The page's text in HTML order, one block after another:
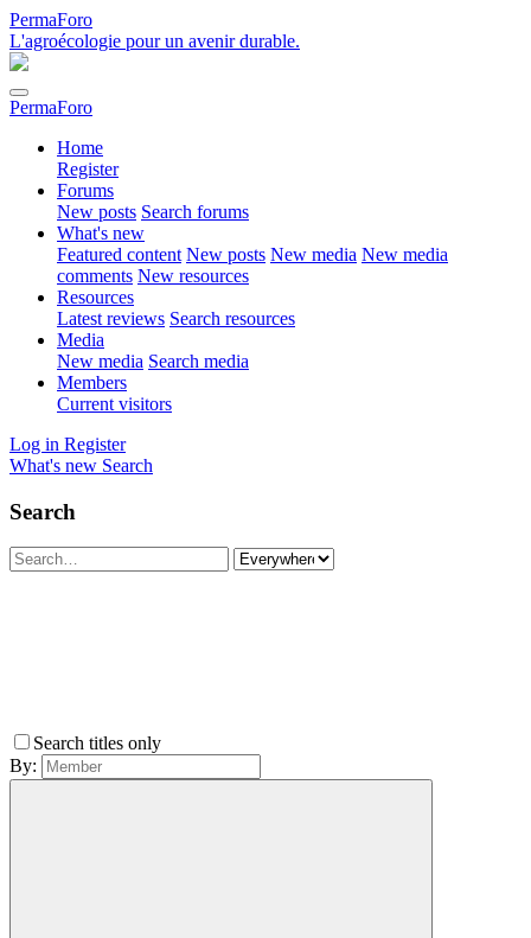
PermaForo
L'agroécologie pour un avenir durable.
PermaForo
Home
Register
Forums
New posts Search forums
What's new
Featured content New posts New media New media
comments New resources
Resources
Latest reviews Search resources
Media
New media Search media
Members
Current visitors
Log in Register
What's new Search
Search
Search titles only
By: